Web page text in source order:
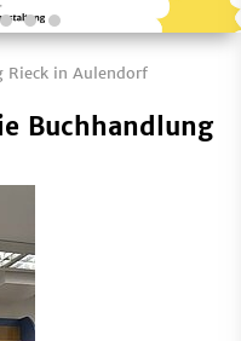
Rieck in Aulendorf
Buchhandlung